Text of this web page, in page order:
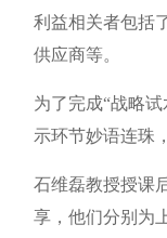
利益相关者包括
供应商等。
为了完成“战略
示环节妙语连珠
石维磊教授授课
享，他们分别为